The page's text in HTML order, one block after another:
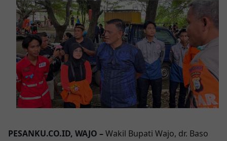
PESANKU.CO.ID, WAJO –Wakil Bupati Wajo, dr. Baso